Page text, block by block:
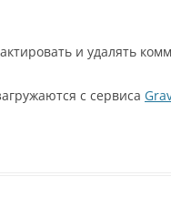
и удалять
с сервиса